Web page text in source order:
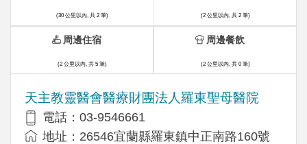
(30 公里以內, 共 2 筆)
天主教靈醫會醫療財團法人羅東聖母醫院
電話：03-9546661
地址：26546宜蘭縣羅東鎮中正南路160號
(2 公里以內, 共 2 筆)
周邊住宿
(2 公里以內, 共 5 筆)
周邊餐飲
(2 公里以內, 共 0 筆)